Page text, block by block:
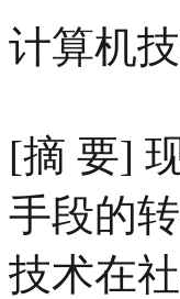
计算机
[摘 要]
手段的
技术在